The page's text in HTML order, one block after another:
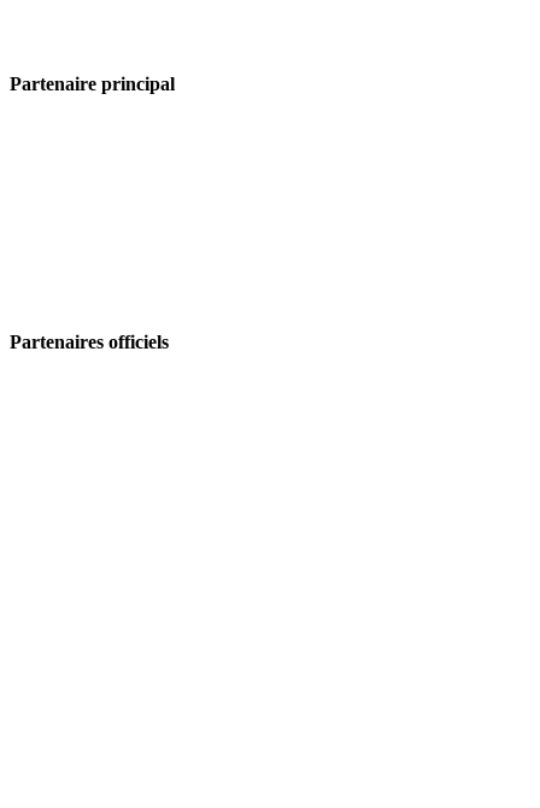
Partenaire principal
Partenaires officiels